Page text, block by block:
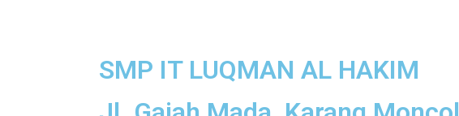
SMP IT LUQMAN AL HAKIM